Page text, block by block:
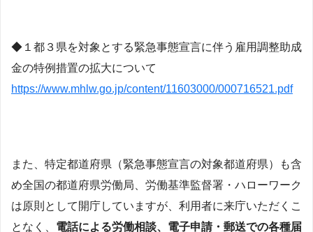
◆１都３県を対象とする緊急事態宣言に伴う雇用調整助成
金の特例措置の拡大について
https://www.mhlw.go.jp/content/11603000/000716521.pdf
また、特定都道府県（緊急事態宣言の対象都道府県）も含
め全国の都道府県労働局、労働基準監督署・ハローワーク
は原則として開庁していますが、利用者に来庁いただくこ
となく、 電話による労働相談、電子申請・郵送での各種届